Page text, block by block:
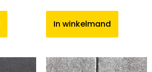
In winkelmand